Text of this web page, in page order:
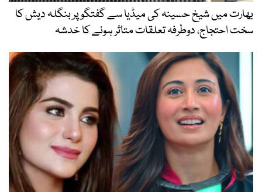
بھارت میں شیخ حسینہ کی میڈیا سے گفتگو پر بنگلہ دیش کا
سخت احتجاج، دوطرفہ تعلقات متاثر ہونے کا خدشہ